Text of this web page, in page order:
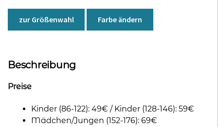
zur Größenwahl Farbe ändern
Beschreibung
Preise
Kinder (86-122): 49€ / Kinder (128-146): 59€
Mädchen/Jungen (152-176): 69€